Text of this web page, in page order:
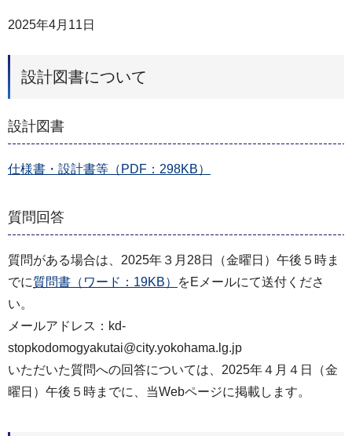
2025年4月11日
設計図書について
設計図書
仕様書・設計書等（PDF：298KB）
質問回答
質問がある場合は、2025年３月28日（金曜日）午後５時ま
でに質問書（ワード：19KB）
をEメールにて送付くださ
い。
メールアドレス：kd-
stopkodomogyakutai@city.yokohama.lg.jp
いただいた質問への回答については、2025年４月４日（金
曜日）午後５時までに、当Webページに掲載します。